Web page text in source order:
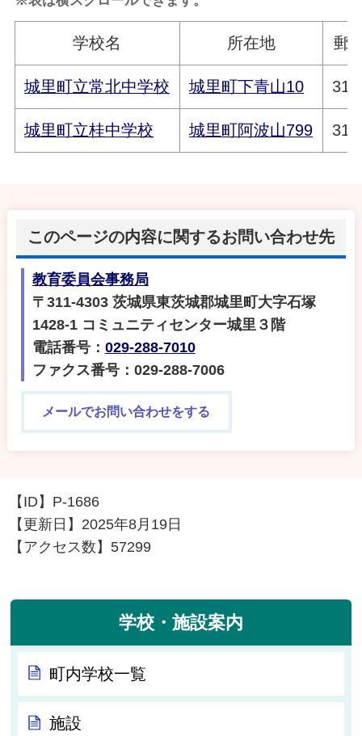
学校名 所在地 郵
城里町立常北中学校 城里町下青山10
城里町立桂中学校 城里町阿波山799
このページの内容に関するお問い合わせ先
教育委員会事務局
〒311-4303 茨城県東茨城郡城里町大字石塚
1428‐1 コミュニティセンター城里３階
電話番号： 029-288-7010
ファクス番号：029-288-7006
メールでお問い合わせをする
【ID】 P-1686
【更新日】 2025年8月19日
【アクセス数】 57299
学校・施設案内
町内学校一覧
施設